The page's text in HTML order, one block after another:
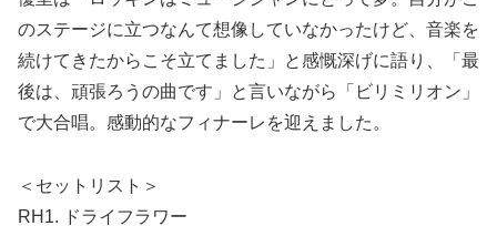
のステージに立つなんて想像していなかったけど、音楽を
続けてきたからこそ立てました」と感慨深げに語り、「最
後は、頑張ろうの曲です」と言いながら「ビリミリオン」
で大合唱。感動的なフィナーレを迎えました。
＜セットリスト＞
RH1. ドライフラワー